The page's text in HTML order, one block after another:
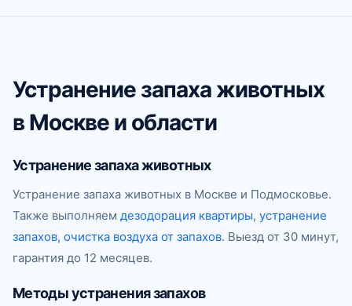
Устранение запаха животных
в Москве и области
Устранение запаха животных
Устранение запаха животных в Москве и Подмосковье.
Также выполняем дезодорация квартиры, устранение
запахов, очистка воздуха от запахов. Выезд от 30 минут,
гарантия до 12 месяцев.
Методы устранения запахов